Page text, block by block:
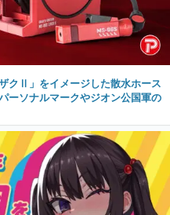
クⅡ」をイメージした散水ホース
ーソナルマークやジオン公国軍の